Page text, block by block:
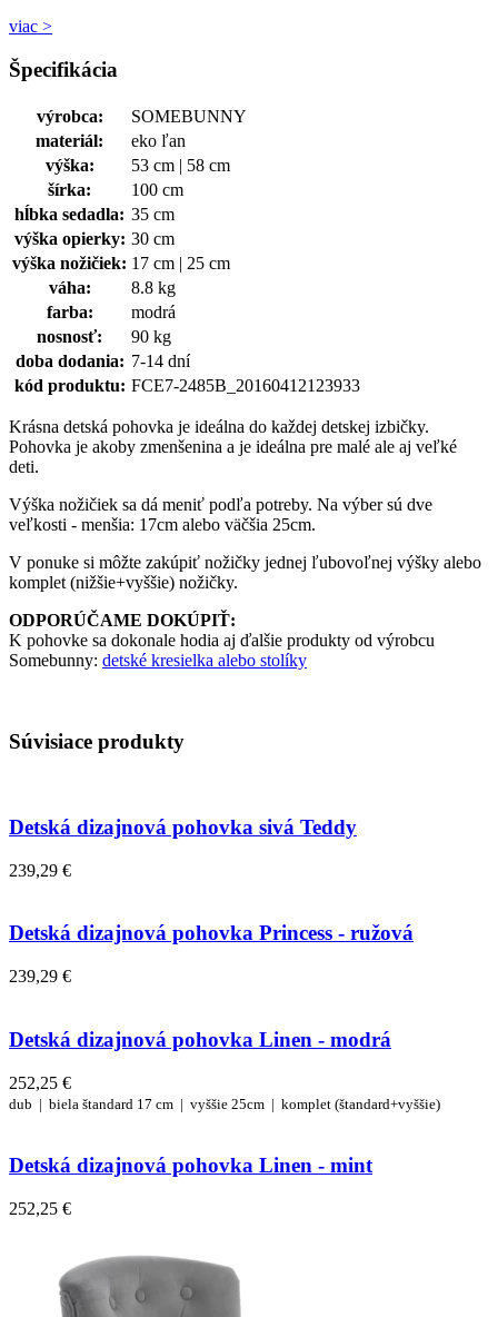
viac >
Špecifikácia
výrobca:
SOMEBUNNY
materiál:
eko ľan
výška:
53 cm | 58 cm
šírka:
100 cm
hĺbka sedadla: 35 cm
výška opierky: 30 cm
výška nožičiek: 17 cm | 25 cm
váha:
8.8 kg
farba:
modrá
nosnosť:
90 kg
doba dodania: 7-14 dní
kód produktu: FCE7-2485B_20160412123933
Krásna detská pohovka je ideálna do každej detskej izbičky.
Pohovka je akoby zmenšenina a je ideálna pre malé ale aj veľké
deti.
Výška nožičiek sa dá meniť podľa potreby. Na výber sú dve
veľkosti - menšia: 17cm alebo väčšia 25cm.
V ponuke si môžte zakúpiť nožičky jednej ľubovoľnej výšky alebo
komplet (nižšie+vyššie) nožičky.
ODPORÚČAME DOKÚPIŤ:
K pohovke sa dokonale hodia aj ďalšie produkty od výrobcu
Somebunny: detské kresielka alebo stolíky
Súvisiace produkty
Detská dizajnová pohovka sivá Teddy
239,29 €
Detská dizajnová pohovka Princess - ružová
239,29 €
Detská dizajnová pohovka Linen - modrá
252,25 €
dub | biela štandard 17 cm | vyššie 25cm | komplet (štandard+vyššie)
Detská dizajnová pohovka Linen - mint
252,25 €